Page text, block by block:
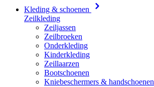
Kleding & schoenen
Zeilkleding
Zeiljassen
Zeilbroeken
Onderkleding
Kinderkleding
Zeillaarzen
Bootschoenen
Kniebeschermers & handschoenen